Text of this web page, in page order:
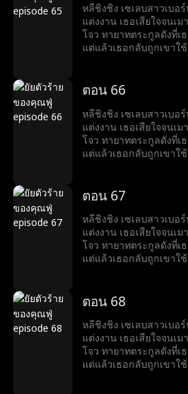
หลีชิงชิง เซเลบสาวเบ
แต่งงาน เธอเสียใจจนเ
โจว ทายาทตระกูลดังที่เ
แต่แล้วเธอกลับถูกเขาใ
ตอน 66
หลีชิงชิง เซเลบสาวเบ
แต่งงาน เธอเสียใจจนเ
โจว ทายาทตระกูลดังที่เ
แต่แล้วเธอกลับถูกเขาใ
ตอน 67
หลีชิงชิง เซเลบสาวเบ
แต่งงาน เธอเสียใจจนเ
โจว ทายาทตระกูลดังที่เ
แต่แล้วเธอกลับถูกเขาใ
ตอน 68
หลีชิงชิง เซเลบสาวเบ
แต่งงาน เธอเสียใจจนเ
โจว ทายาทตระกูลดังที่เ
แต่แล้วเธอกลับถูกเขาใ